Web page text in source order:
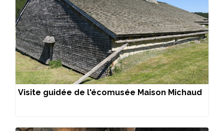
Visite guidée de l'écomusée Maison Michaud